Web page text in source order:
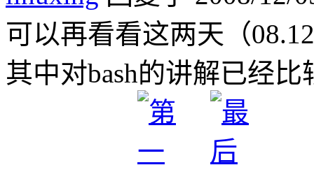
可以再看看这两天（
其中对bash的讲解已经